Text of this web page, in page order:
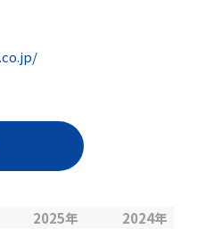
2025年 2024年